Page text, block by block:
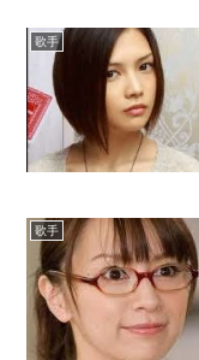
歌手
歌手